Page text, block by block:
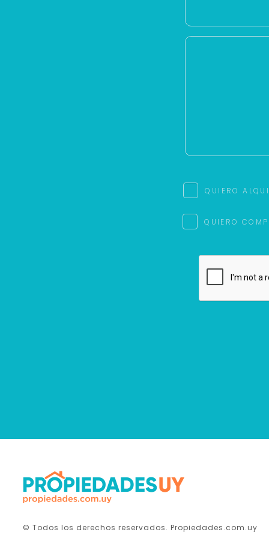
QUIERO
QUIERO
© Todos los derechos reservados. Propiedades.com.uy